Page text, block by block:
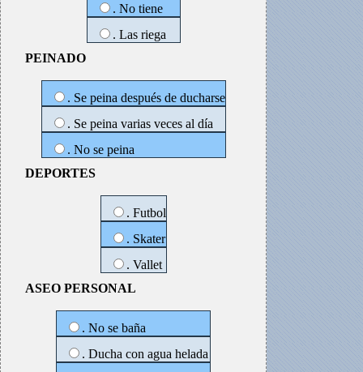
. No tiene
. Las riega
PEINADO
. Se peina después de ducharse
. Se peina varias veces al día
. No se peina
DEPORTES
. Futbol
. Skater
. Vallet
ASEO PERSONAL
. No se baña
. Ducha con agua helada